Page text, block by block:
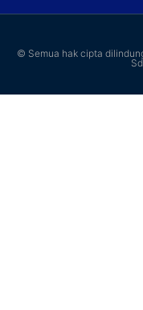
© Semua hak cipta